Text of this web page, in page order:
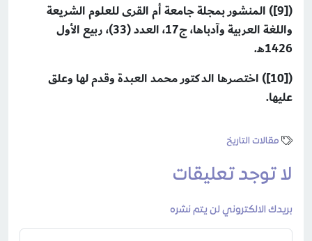
(
[9] ) المنشور بمجلة جامعة أم القرى للعلوم الشريعة
واللغة العربية وآدباها، ج17، العدد (33)، ربيع الأول
1426هـ.
(
[10]
) اختصرها الدكتور محمد العبدة وقدم لها وعلق
عليها.
مقالات التاريخ
لا توجد تعليقات
بريدك الالكتروني لن يتم نشره